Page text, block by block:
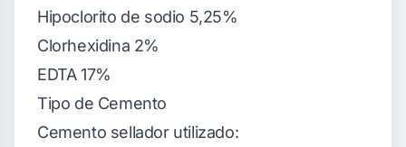
Hipoclorito de sodio 5,25%
Clorhexidina 2%
EDTA 17%
Tipo de Cemento
Cemento sellador utilizado: